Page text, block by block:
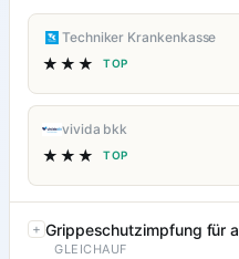
Techniker Krankenkasse
★★★ TOP
vivida bkk
★★★ TOP
Grippeschutzimpfung für
GLEICHAUF